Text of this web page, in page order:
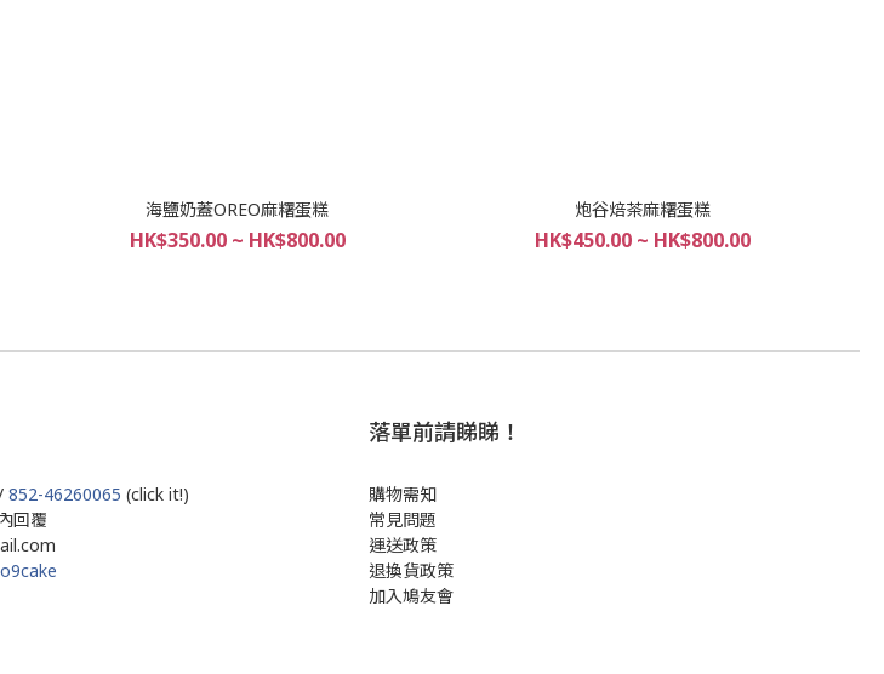
海鹽奶蓋OREO麻糬蛋糕
HK$350.00 ~ HK$800.00
炮谷焙茶麻糬蛋糕
HK$450.00 ~ HK$800.00
852-46260065 (click it!)
回覆
落單前請睇睇！
購物需知
常見問題
運送政策
退換貨政策
加入鳩友會